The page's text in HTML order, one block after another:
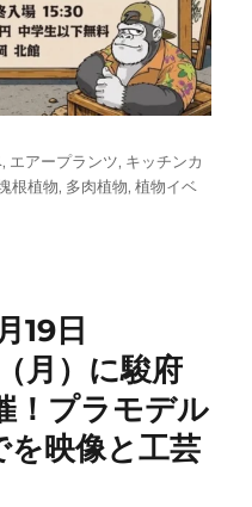
, エアープランツ, キッチンカ
根植物, 多肉植物,植物イベ
19日
月）に駿府
！プラモデル
を映像と工芸